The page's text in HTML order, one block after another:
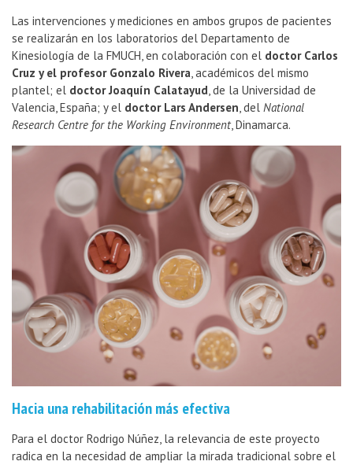
Las intervenciones y mediciones en ambos grupos de pacientes
se realizarán en los laboratorios del Departamento de
Kinesiología de la FMUCH, en colaboración con el doctor Carlos
Cruz y el profesor Gonzalo Rivera, académicos del mismo
plantel; el doctor Joaquín Calatayud, de la Universidad de
Valencia, España; y el doctor Lars Andersen, del National
Research Centre for the Working Environment, Dinamarca.
Hacia una rehabilitación más efectiva
Para el doctor Rodrigo Núñez, la relevancia de este proyecto
radica en la necesidad de ampliar la mirada tradicional sobre el